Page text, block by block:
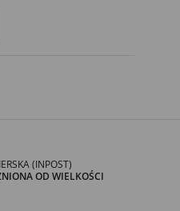
(INPOST)
OD WIELKOŚCI